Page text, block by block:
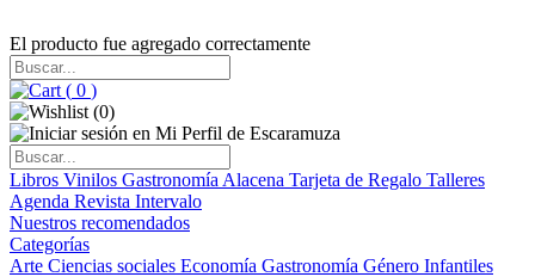
El producto fue agregado correctamente
( 0 )
(0)
Libros Vinilos Gastronomía Alacena Tarjeta de Regalo Talleres
Agenda Revista Intervalo
Nuestros recomendados
Categorías
Arte Ciencias sociales Economía Gastronomía Género Infantiles